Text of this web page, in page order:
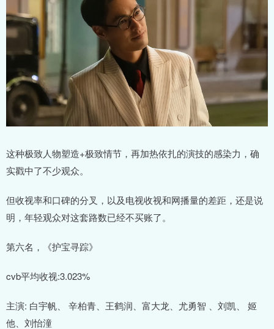
这种极致人物塑造+极致情节，再加热依扎的演技的感染力，确
实戳中了不少观众。
但收视率和口碑的分叉，以及电视收视和网播量的差距，还是说
明，年轻观众对这套路数已经不买账了。
第六名，《护宝寻踪》
cvb平均收视:3.023%
主演: 白宇帆、 辛柏青、王鹤润、富大龙、尤勇智 、刘凯、 姬
他、刘怡潼